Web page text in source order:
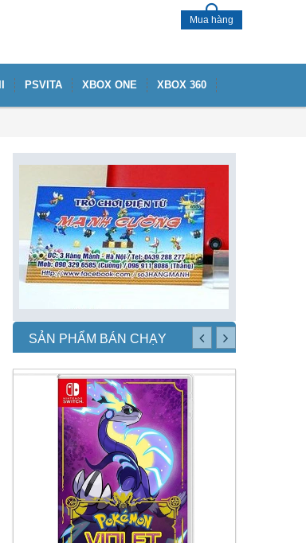
Mua hàng
PSVITA XBOX ONE XBOX 360
SẢN PHẨM BÁN CHẠY